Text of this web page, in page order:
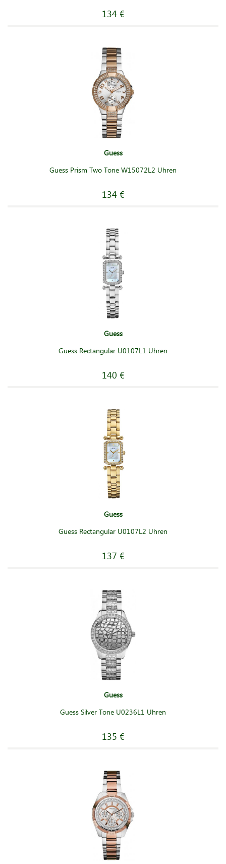
134 €
Guess
Guess Prism Two Tone W15072L2 Uhren
134 €
Guess
Guess Rectangular U0107L1 Uhren
140 €
Guess
Guess Rectangular U0107L2 Uhren
137 €
Guess
Guess Silver Tone U0236L1 Uhren
135 €